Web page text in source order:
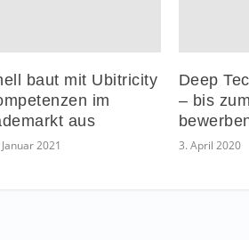
baut mit Ubitricity
im
aus
2021
Deep
– bis
3. April 2020